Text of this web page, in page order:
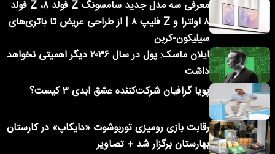
معرفی سه مدل جدید سامسونگ Z فولد ۸، Z فولد
۸ اولترا و Z فلیپ ۸ | از طراحی عریض تا باتری‌های
سیلیکون-کربن
ایلان ماسک: پول در سال ۲۰۳۶ دیگر اهمیتی نخواهد
داشت
پویا گرافیان شرکت‌کننده عشق ابدی ۳ کیست؟
رقابت بازی رومیزی توربوشوت «دایکاپ» در کارستان
بهارستان برگزار شد + تصاویر